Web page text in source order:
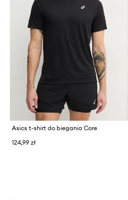
Asics t-shirt do biegania Core
124,99 zł